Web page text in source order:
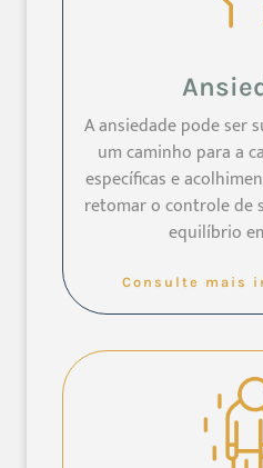
A ansiedade pode ser
um caminho para a
específicas e
retomar o controle de
equilíbrio
Consulte mais